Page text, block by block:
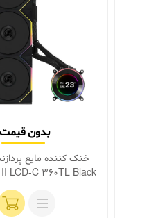
بدون قیمت
خنک کننده مایع
LCD-C 360TL Black